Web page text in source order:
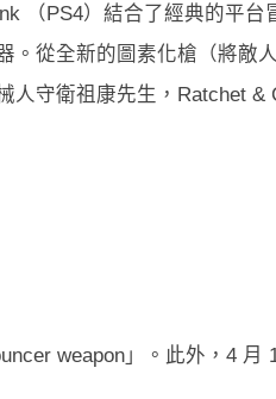
（PS4）結合了經典的平
。從全新的圖素化槍（將敵
人守衛祖康先生，Ratchet
weapon」。此外，4